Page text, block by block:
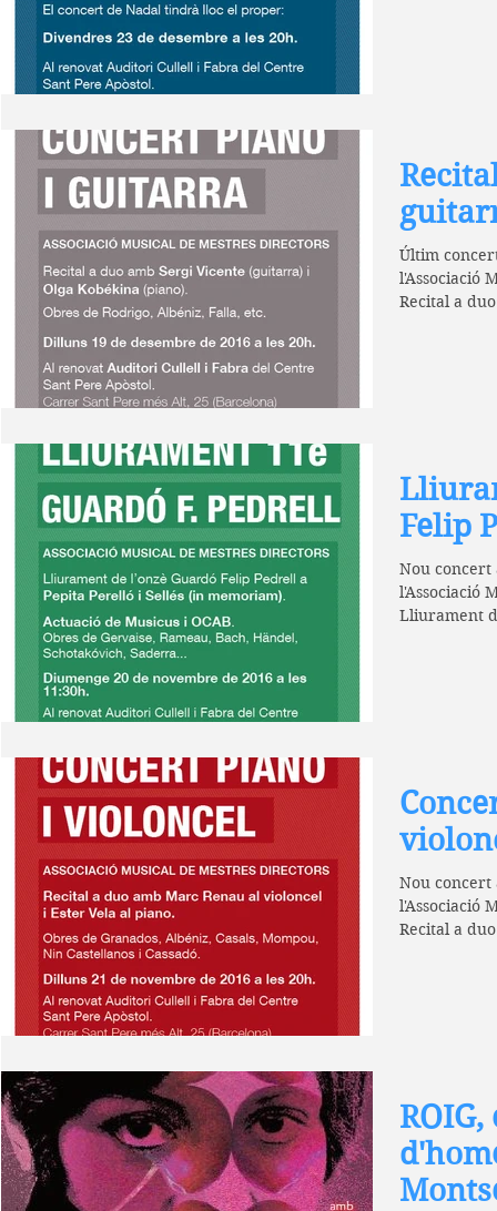
Últim
l'Associació
Recital a
Felip
Nou
l'Associació
Lliurament
Nou
l'Associació
Recital a
ROIG,